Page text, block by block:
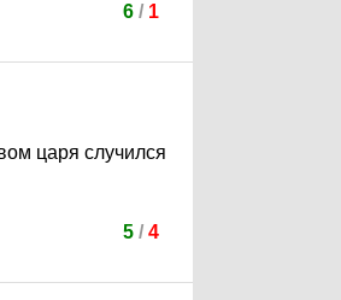
6/ 1
царя случился
5/ 4